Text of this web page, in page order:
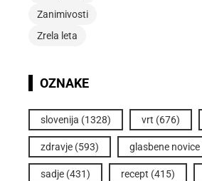
Zanimivosti
Zrela leta
OZNAKE
slovenija (1328) vrt (676)
zdravje (593) glasbene novice
sadje (431) recept (415)